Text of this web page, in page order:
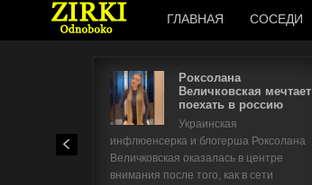
ГЛАВНАЯ СОСЕДИ
Роксолана
Величковская мечтает
поехать в россию
Украинская
инфлюенсерка и блогерша Роксолана
Величковская оказалась в центре
внимания после того, как в сети